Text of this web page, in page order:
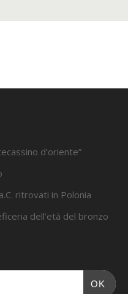
d’oriente”
ritrovati in Polonia
dell’età del bronzo
OK